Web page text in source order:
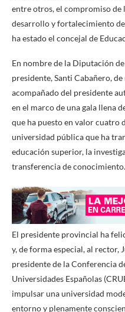
entre otros, el compromiso de
desarrollo y fortalecimiento
ha estado el concejal de
En nombre de la Diputación
presidente, Santi Cabañero,
acompañado del presidente
en el marco de una gala llena
que ha puesto en valor cuatro
universidad pública que ha
educación superior, la
transferencia de conocimiento.
El presidente provincial ha
y, de forma especial, al rector,
presidente de la Conferencia
Universidades Españolas
impulsar una universidad
entorno y plenamente